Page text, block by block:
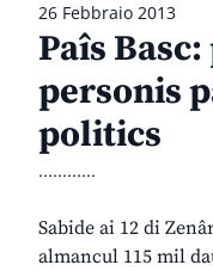
26 Febbraio 2013
Paîs
personis
politics
............
Sabide ai 12 di
almancul 115 mil